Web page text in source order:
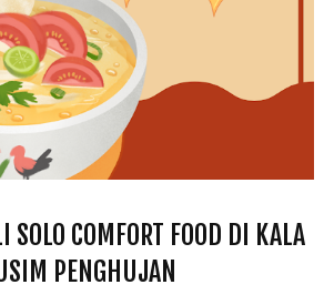
SOLO COMFORT FOOD DI KALA
PENGHUJAN